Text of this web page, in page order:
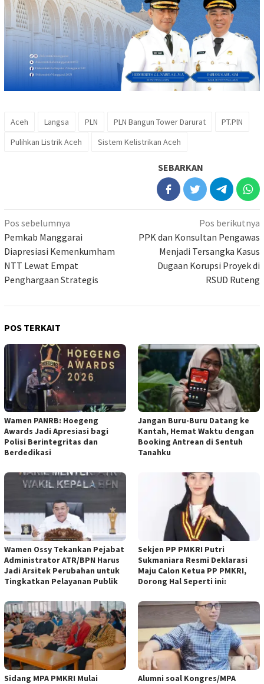
Aceh Langsa PLN PLN Bangun Tower Darurat
PT.PlN
Pulihkan Listrik Aceh
Sistem Kelistrikan Aceh
SEBARKAN
Navigasi
pos
Pos sebelumnya
Pemkab Manggarai
Diapresiasi Kemenkumham
NTT Lewat Empat
Penghargaan Strategis
Pos berikutnya
PPK dan Konsultan Pengawas
Menjadi Tersangka Kasus
Dugaan Korupsi Proyek di
RSUD Ruteng
POS TERKAIT
Wamen PANRB: Hoegeng
Awards Jadi Apresiasi bagi
Polisi Berintegritas dan
Berdedikasi
Jangan Buru-Buru Datang ke
Kantah, Hemat Waktu dengan
Booking Antrean di Sentuh
Tanahku
Wamen Ossy Tekankan Pejabat
Administrator ATR/BPN Harus
Jadi Arsitek Perubahan untuk
Tingkatkan Pelayanan Publik
Sekjen PP PMKRI Putri
Sukmaniara Resmi Deklarasi
Maju Calon Ketua PP PMKRI,
Dorong Hal Seperti ini:
Sidang MPA PMKRI Mulai
Alumni soal Kongres/MPA